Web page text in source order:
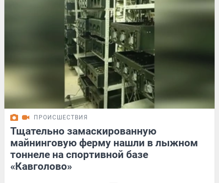
ПРОИСШЕСТВИЯ
Тщательно замаскированную
майнинговую ферму нашли в лыжном
тоннеле на спортивной базе
«Кавголово»